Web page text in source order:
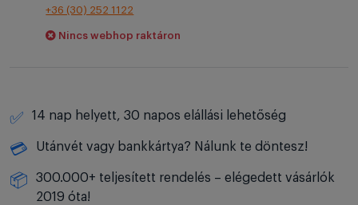
+36 (30) 252 1122
Nincs webhop raktáron
✅ 14 nap helyett, 30 napos elállási lehetőség
💳 Utánvét vagy bankkártya? Nálunk te döntesz!
📦
300.000+ teljesített rendelés – elégedett vásárlók
2019 óta!